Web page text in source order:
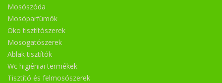
Mosószóda
Mosóparfümök
Öko tisztítószerek
Mosogatószerek
Ablak tisztítók
Wc higiéniai termékek
Tisztító és felmosószerek